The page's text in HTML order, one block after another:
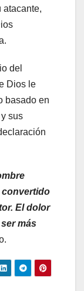
atacante,
del
Dios le
basado en
sus
convertido
El dolor
más